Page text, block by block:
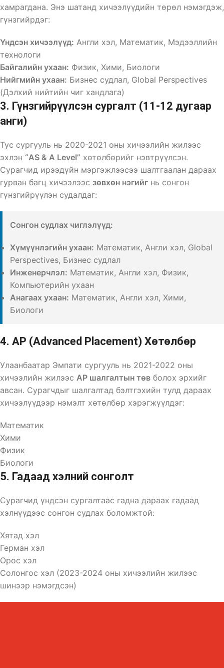
хамрагдана. Энэ шатанд хичээлүүдийн төрөл нэмэгдэж,
гүнзгийрдэг:
Үндсэн хичээлүүд: Англи хэл, Математик, Мэдээллийн
технологи
Байгалийн ухаан: Физик, Хими, Биологи
Нийгмийн ухаан: Бизнес судлал, Global Perspectives
(Дэлхий нийтийн чиг хандлага)
3. Гүнзгийрүүлсэн сургалт (11-12 дугаар
анги)
Тус сургууль нь 2020-2021 оны хичээлийн жилээс
эхлэн “AS & A Level” хөтөлбөрийг нэвтрүүлсэн.
Сурагчид ирээдүйн мэргэжлээсээ шалтгаалан дараах
гурван багц хичээлээс зөвхөн нэгийг нь сонгон
гүнзгийрүүлэн судалдаг:
Сонгон судлах чиглэлүүд:
Хүмүүнлэгийн ухаан: Математик, Англи хэл, Global
Perspectives, Бизнес судлал
Инженерчлэл: Математик, Англи хэл, Физик,
Компьютерийн ухаан
Анагаах ухаан: Математик, Англи хэл, Хими,
Биологи
4. AP (Advanced Placement) Хөтөлбөр
Улаанбаатар Эмпати сургууль нь 2021-2022 оны
хичээлийн жилээс AP шалгалтын төв болох эрхийг
авсан. Сурагчдыг шалгалтад бэлтгэхийн тулд дараах
хичээлүүдээр нэмэлт хөтөлбөр хэрэгжүүлдэг:
Математик
Хими
Физик
Биологи
5. Гадаад хэлний сонголт
Сурагчид үндсэн сургалтаас гадна дараах гадаад
хэлнүүдээс сонгон судлах боломжтой:
Хятад хэл
Герман хэл
Орос хэл
Солонгос хэл (2023-2024 оны хичээлийн жилээс
шинээр нэмэгдсэн)